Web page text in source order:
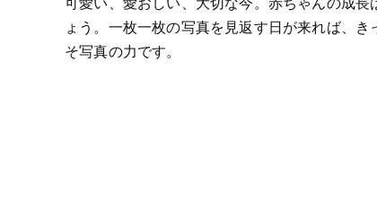
可愛い、愛おしい、大切な今。赤ちゃんの成
ょう。一枚一枚の写真を見返す日が来れば、
そ写真の力です。